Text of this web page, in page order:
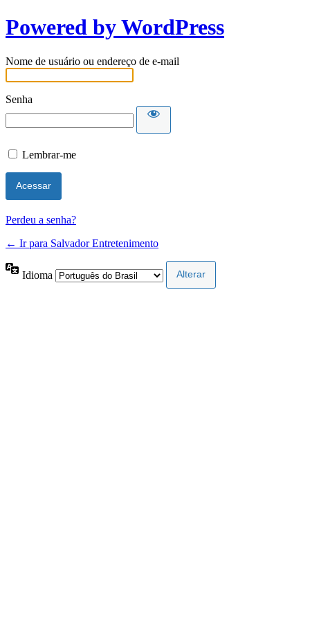
Powered by WordPress
Nome de usuário ou endereço de e-mail
Senha
Lembrar-me
Perdeu a senha?
← Ir para Salvador Entretenimento
Idioma